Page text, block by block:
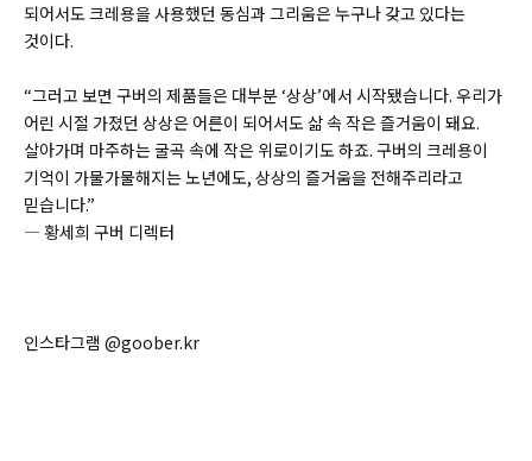
되어서도 크레용을 사용했던 동심과 그리움은 누구나 갖고 있다는
것이다.
“그러고 보면 구버의 제품들은 대부분 ‘상상’에서 시작됐습니다. 우리가
어린 시절 가졌던 상상은 어른이 되어서도 삶 속 작은 즐거움이 돼요.
살아가며 마주하는 굴곡 속에 작은 위로이기도 하죠. 구버의 크레용이
기억이 가물가물해지는 노년에도, 상상의 즐거움을 전해주리라고
믿습니다.”
― 황세희 구버 디렉터
인스타그램 @goober.kr